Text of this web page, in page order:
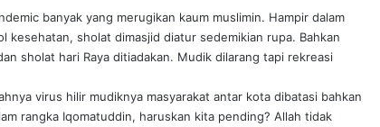
banyak yang merugikan kaum muslimin. Hampir dalam
sholat dimasjid diatur sedemikian rupa. Bahkan
sholat hari Raya ditiadakan. Mudik dilarang tapi rekreasi
virus hilir mudiknya masyarakat antar kota dibatasi bahkan
rangka Iqomatuddin, haruskan kita pending? Allah tidak